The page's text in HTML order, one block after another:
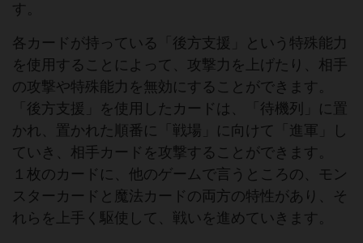
す。
各カードが持っている「後方支援」という特殊能力
を使用することによって、攻撃力を上げたり、相手
の攻撃や特殊能力を無効にすることができます。
「後方支援」を使用したカードは、「待機列」に置
かれ、置かれた順番に「戦場」に向けて「進軍」し
ていき、相手カードを攻撃することができます。
１枚のカードに、他のゲームで言うところの、モン
スターカードと魔法カードの両方の特性があり、そ
れらを上手く駆使して、戦いを進めていきます。